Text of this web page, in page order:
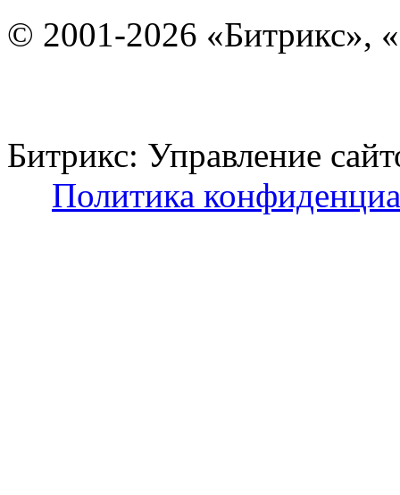
© 2001-2026 «Битрикс»,
Битрикс: Управление
Политика